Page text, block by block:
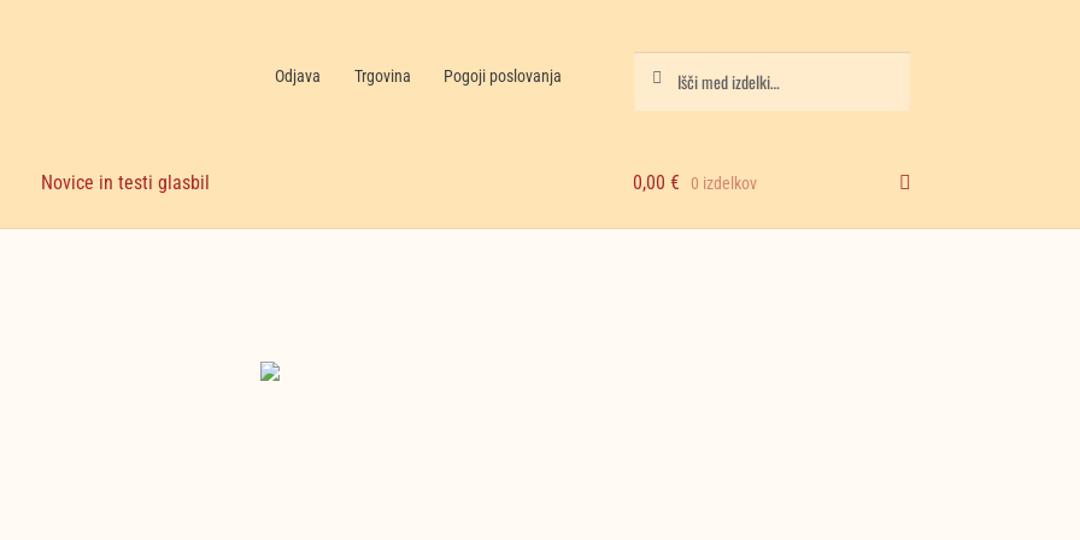
Odjava Trgovina Pogoji poslovanja
Novice in testi glasbil 0,00 € 0 izdelkov
Nakupujte zdaj